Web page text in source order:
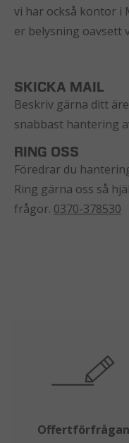
vi har också kontor i
er belysning oavsett
SKICKA MAIL
Beskriv gärna ditt
snabbast hantering
RING OSS
Föredrar du
Ring gärna oss så
frågor. 0370-378530
Offertförfrågan